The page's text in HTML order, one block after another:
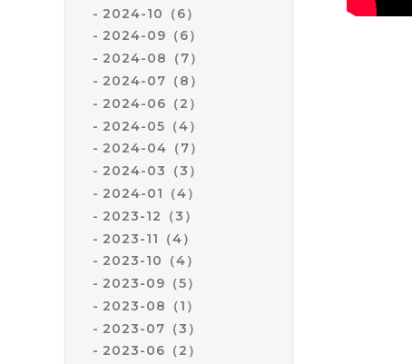
2024-10（6）
2024-09（6）
2024-08（7）
2024-07（8）
2024-06（2）
2024-05（4）
2024-04（7）
2024-03（3）
2024-01（4）
2023-12（3）
2023-11（4）
2023-10（4）
2023-09（5）
2023-08（1）
2023-07（3）
2023-06（2）